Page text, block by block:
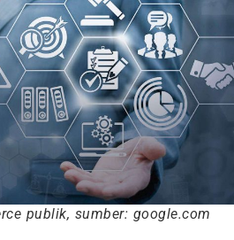
publik, sumber: google.com